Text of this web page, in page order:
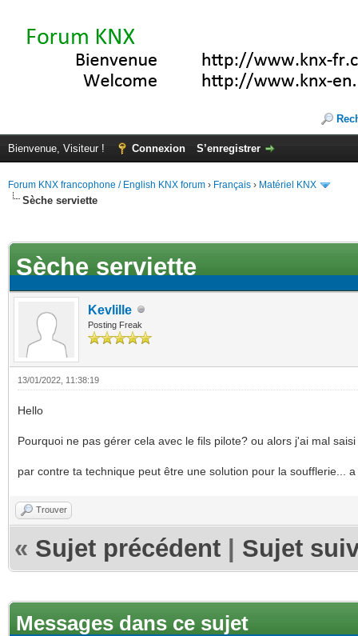
Bienvenue, Visiteur ! Connexion S’enregistrer
Forum KNX francophone / English KNX forum › Français › Matériel KNX
Sèche serviette
Sèche serviette
Kevlille
Posting Freak
13/01/2022, 11:38:19
Hello
Pourquoi ne pas gérer cela avec le fils pilote? ou alors j'ai mal
par contre ta technique peut être une solution pour la soufflerie...
Trouver
« Sujet précédent Sujet
Messages dans ce sujet